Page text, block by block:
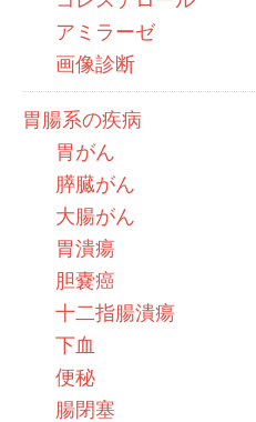
アミラーゼ
画像診断
胃腸系の疾病
胃がん
膵臓がん
大腸がん
胃潰瘍
胆嚢癌
十二指腸潰瘍
下血
便秘
腸閉塞